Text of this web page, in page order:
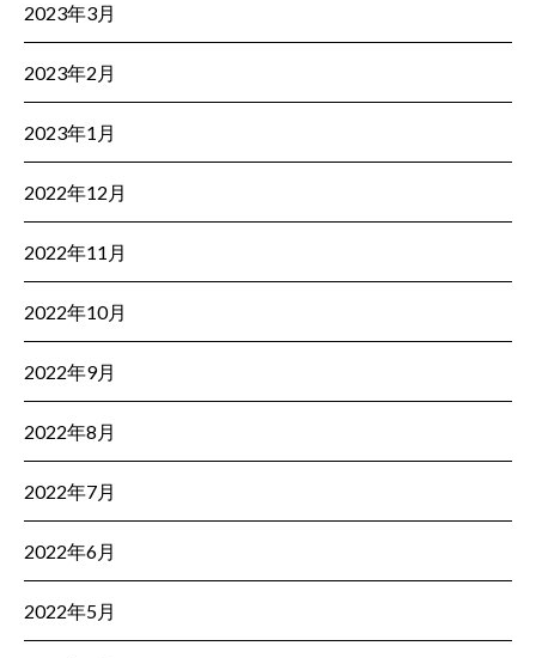
2023年3月
2023年2月
2023年1月
2022年12月
2022年11月
2022年10月
2022年9月
2022年8月
2022年7月
2022年6月
2022年5月